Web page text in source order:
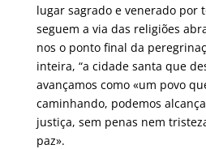
lugar sagrado e venerado por
seguem a via das religiões
nos o ponto final da
inteira, “a cidade santa que
avançamos como «um povo
caminhando, podemos
justiça, sem penas nem
paz».